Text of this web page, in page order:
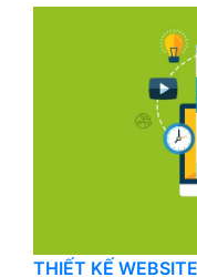
THIẾT KẾ